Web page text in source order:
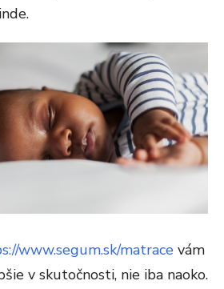
www.segum.sk/matrace vám
v skutočnosti, nie iba naoko.